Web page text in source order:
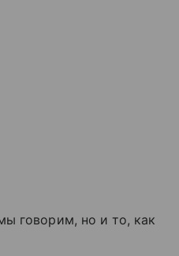
говорим, но и то, как